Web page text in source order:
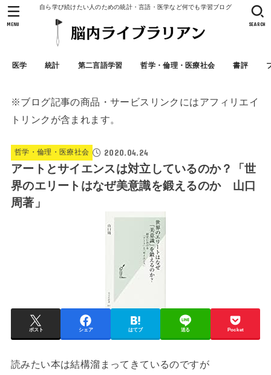
自ら学び続けたい人のための統計・言語・医学など何でも学習ブログ
医学 統計 第二言語学習 哲学・倫理・医療社会 書評
SEARCH
MENU
※ブログ記事の商品・サービスリンクにはアフィリエイ
トリンクが含まれます。
哲学・倫理・医療社会 2020.04.24
アートとサイエンスは対立しているのか？「世
界のエリートはなぜ美意識を鍛えるのか 山口
周著」
ポスト シェア はてブ 送る Pocket
読みたい本は結構溜まってきているのですが